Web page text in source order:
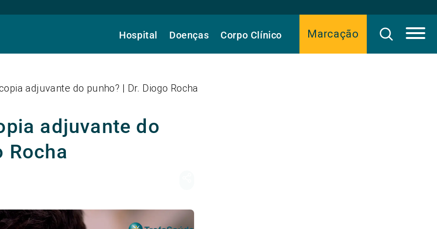
Marcação
Hospital Doenças Corpo Clínico
adjuvante do punho? | Dr. Diogo Rocha
adjuvante do
Rocha